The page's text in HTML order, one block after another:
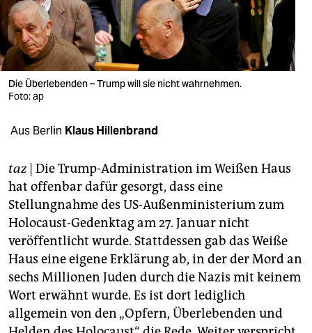
wahrheit
verlag
verlag
veranstaltungen
shop
unterstützen
abo
genossenschaft
epaper login
Die Überlebenden – Trump will sie nicht wahrnehmen.
Foto: ap
Aus Berlin Klaus Hillenbrand
taz| Die Trump-Administration im Weißen Haus
hat offenbar dafür gesorgt, dass eine
Stellungnahme des US-Außenministerium zum
Holocaust-Gedenktag am 27. Januar nicht
veröffentlicht wurde. Stattdessen gab das Weiße
Haus eine eigene Erklärung ab, in der der Mord an
sechs Millionen Juden durch die Nazis mit keinem
Wort erwähnt wurde. Es ist dort lediglich
allgemein von den „Opfern, Überlebenden und